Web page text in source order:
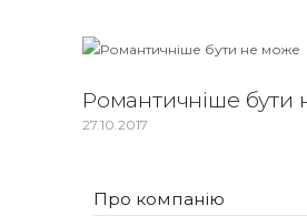
Романтичніше бути
27.10.2017
Про компанію